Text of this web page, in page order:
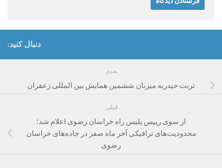
دنبال کنید:
بعدی
تربت حیدریه میزبان ششمین همایش بین المللی زعفران
قبلی
از سوی رییس پلیس راه خراسان رضوی اعلام شد؛
محدودیت‌های ترافیکی آخر ماه صفر در جاده‌های خراسان
رضوی